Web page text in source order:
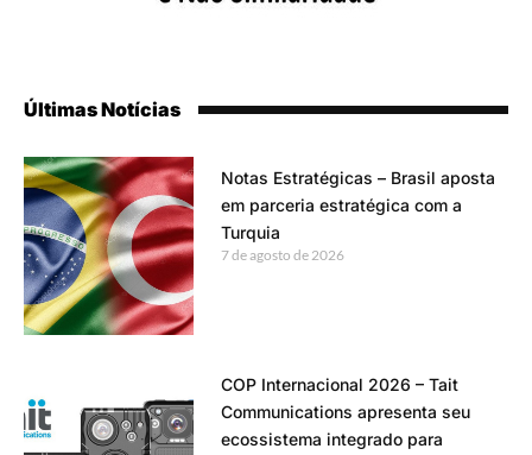
Últimas Notícias
Notas Estratégicas – Brasil aposta
em parceria estratégica com a
Turquia
7 de agosto de 2026
COP Internacional 2026 – Tait
Communications apresenta seu
ecossistema integrado para